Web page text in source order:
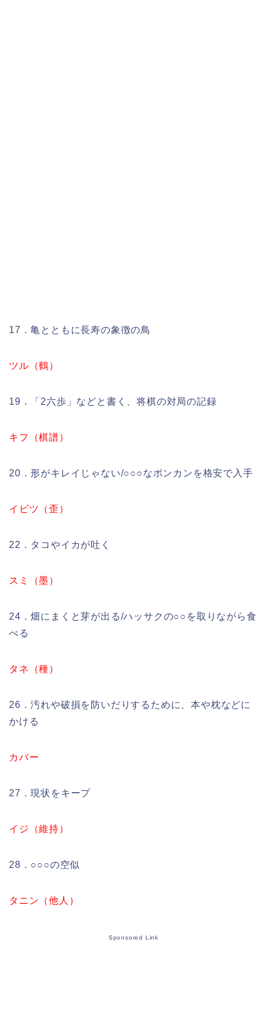
17．亀とともに長寿の象徴の鳥
ツル（鶴）
19．「2六歩」などと書く、将棋の対局の記録
キフ（棋譜）
20．形がキレイじゃない/○○○なポンカンを格安で入手
イビツ（歪）
22．タコやイカが吐く
スミ（墨）
24．畑にまくと芽が出る/ハッサクの○○を取りながら食
べる
タネ（種）
26．汚れや破損を防いだりするために、本や枕などに
かける
カバー
27．現状をキープ
イジ（維持）
28．○○○の空似
タニン（他人）
Sponsored Link